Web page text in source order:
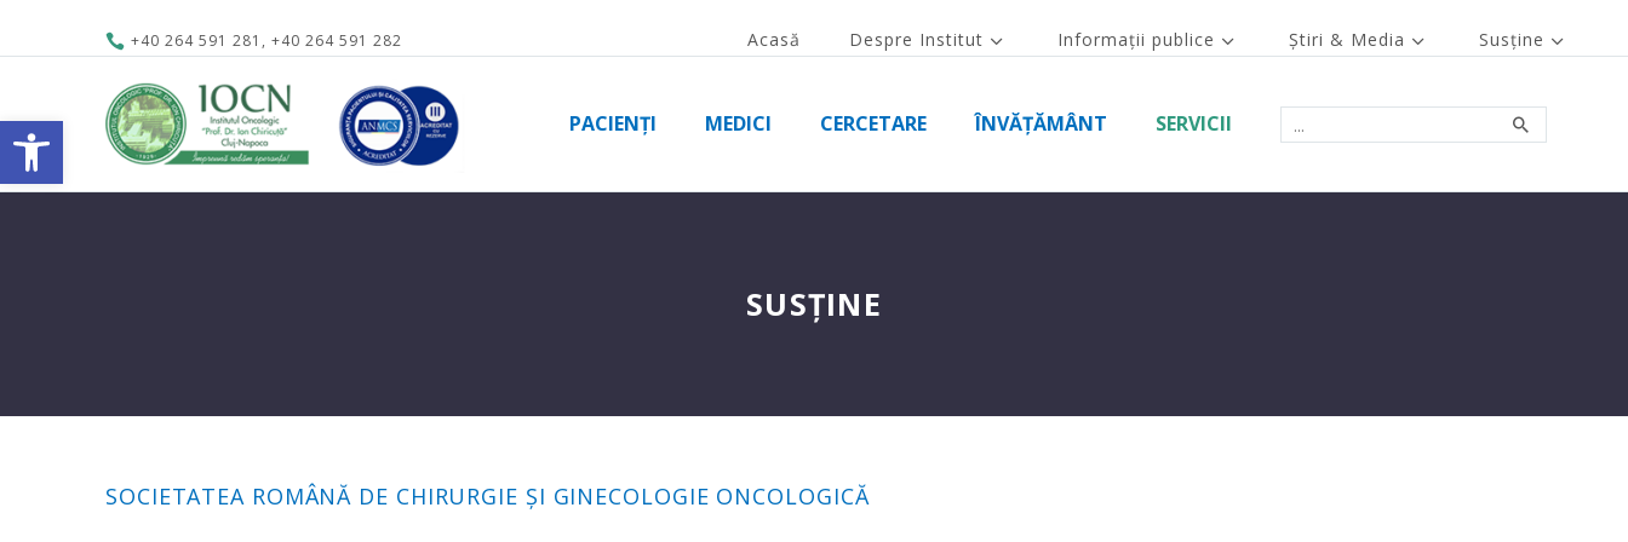
Open toolbar
+40 264 591 281, +40 264 591 282 Acasă Despre Institut Informații publice Știri & Media Susține
PACIENȚI MEDICI CERCETARE ÎNVĂȚĂMÂNT SERVICII
SUSȚINE
SOCIETATEA ROMÂNĂ DE CHIRURGIE ȘI GINECOLOGIE ONCOLOGICĂ